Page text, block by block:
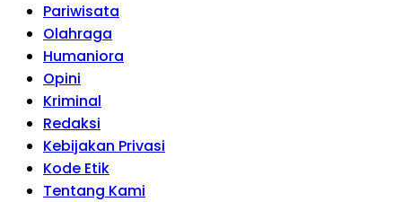
Pariwisata
Olahraga
Humaniora
Opini
Kriminal
Redaksi
Kebijakan Privasi
Kode Etik
Tentang Kami